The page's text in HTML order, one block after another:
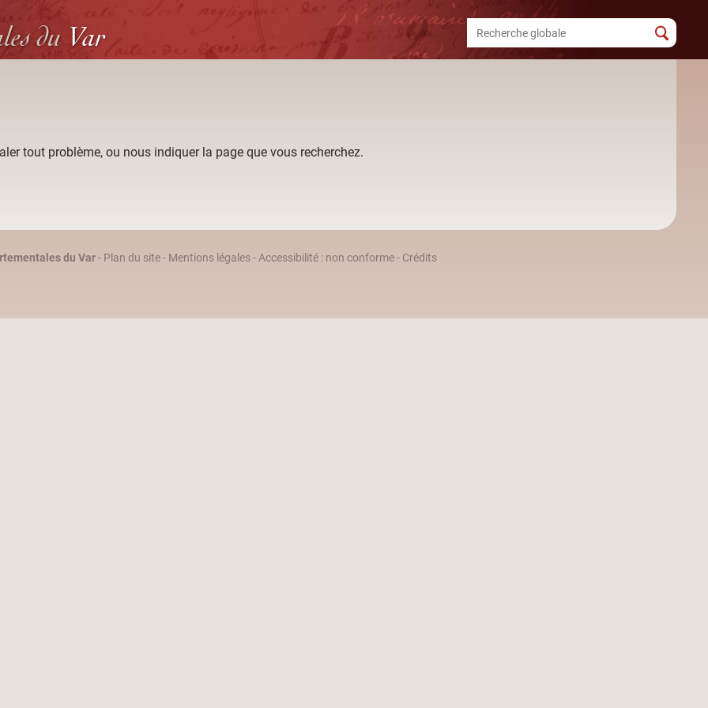
du Var
tout problème, ou nous indiquer la page que vous recherchez.
du Var- Plan du site- Mentions légales-Accessibilité : non conforme- Crédits